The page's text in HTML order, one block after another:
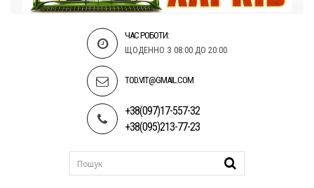
ЧАС РОБОТИ:
ЩОДЕННО З 08:00 ДО 20:00
TOD.VIT@GMAIL.COM
+38(097)17-557-32
+38(095)213-77-23